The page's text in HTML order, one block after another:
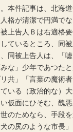
本件記事は、北海
格が清潔で円満で
上告人Ｂは右適格
ているところ、同
同被上告人は、「嘘
な」少年であつたと
共」「言葉の魔術
いる（政治的な）
仮面にひそむ、醜
のためなら、手段
の尻のような市長